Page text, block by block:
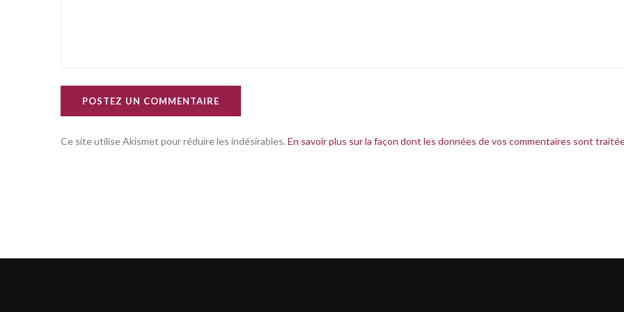
POSTEZ UN COMMENTAIRE
Ce site utilise Akismet pour réduire les indésirables. En savoir plus sur la façon dont les données de vos commentaires sont